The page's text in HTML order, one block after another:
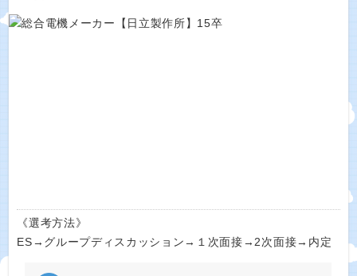
《選考方法》
ES→グループディスカッション→１次面接→2次面接→内定